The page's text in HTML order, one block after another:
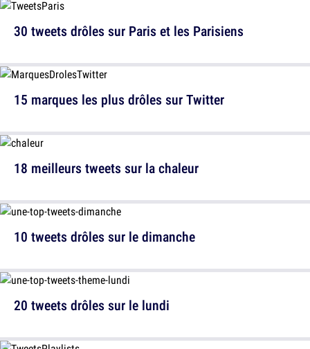
30 tweets drôles sur Paris et les Parisiens
18 meilleurs tweets sur la chaleur
20 tweets drôles sur le lundi
15 marques les plus drôles sur Twitter
10 tweets drôles sur le dimanche